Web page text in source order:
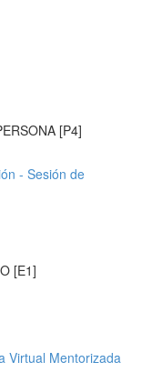
[P4]
- Sesión de
[E1]
Virtual Mentorizada